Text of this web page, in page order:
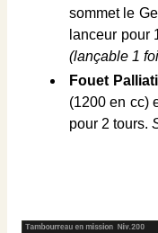
sommet le
lanceur pour
(lançable 1
Fouet
(1200 en cc)
pour 2 tours.